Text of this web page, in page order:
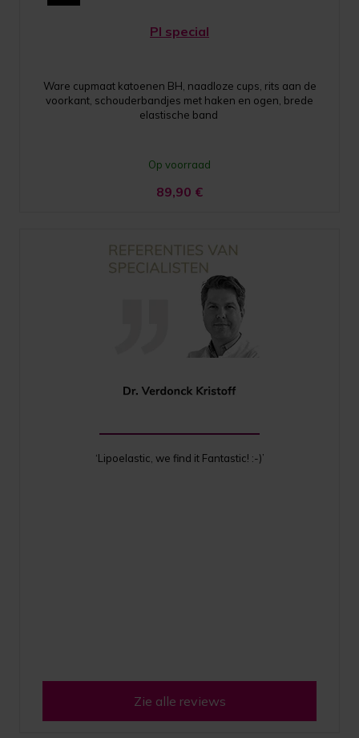
PI special
Ware cupmaat katoenen BH, naadloze cups, rits aan de
voorkant, schouderbandjes met haken en ogen, brede
elastische band
Op voorraad
89,90 €
‘Lipoelastic, we find it Fantastic! :-)’
Zie alle reviews